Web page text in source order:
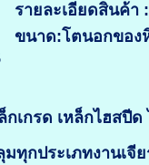
รายละเอียดสินค้า :
ขนาด:โตนอกของ
เกรด เหล็กไฮสปี
ทุกประเภทงานเ